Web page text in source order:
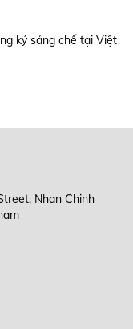
ký sáng chế tại Việt
Nhan Chinh